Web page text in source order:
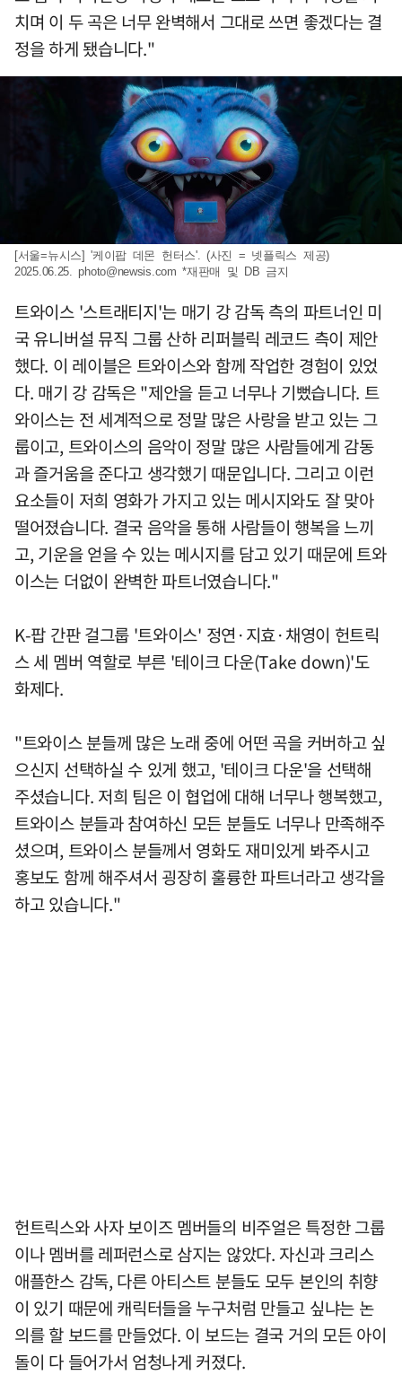
치며 이 두 곡은 너무 완벽해서 그대로 쓰면 좋겠다는 결
정을 하게 됐습니다."
[서울=뉴시스] '케이팝 데몬 헌터스'. (사진 = 넷플릭스 제공)
2025.06.25.photo@newsis.com *재판매 및 DB 금지
트와이스 '스트래티지'는 매기 강 감독 측의 파트너인 미
국 유니버설 뮤직 그룹 산하 리퍼블릭 레코드 측이 제안
했다. 이 레이블은 트와이스와 함께 작업한 경험이 있었
다. 매기 강 감독은 "제안을 듣고 너무나 기뻤습니다. 트
와이스는 전 세계적으로 정말 많은 사랑을 받고 있는 그
룹이고, 트와이스의 음악이 정말 많은 사람들에게 감동
과 즐거움을 준다고 생각했기 때문입니다. 그리고 이런
요소들이 저희 영화가 가지고 있는 메시지와도 잘 맞아
떨어졌습니다. 결국 음악을 통해 사람들이 행복을 느끼
고, 기운을 얻을 수 있는 메시지를 담고 있기 때문에 트와
이스는 더없이 완벽한 파트너였습니다."
K-팝 간판 걸그룹 '트와이스' 정연·지효·채영이 헌트릭
스 세 멤버 역할로 부른 '테이크 다운(Take down)'도
화제다.
"트와이스 분들께 많은 노래 중에 어떤 곡을 커버하고 싶
으신지 선택하실 수 있게 했고, '테이크 다운'을 선택해
주셨습니다. 저희 팀은 이 협업에 대해 너무나 행복했고,
트와이스 분들과 참여하신 모든 분들도 너무나 만족해주
셨으며, 트와이스 분들께서 영화도 재미있게 봐주시고
홍보도 함께 해주셔서 굉장히 훌륭한 파트너라고 생각을
하고 있습니다."
헌트릭스와 사자 보이즈 멤버들의 비주얼은 특정한 그룹
이나 멤버를 레퍼런스로 삼지는 않았다. 자신과 크리스
애플한스 감독, 다른 아티스트 분들도 모두 본인의 취향
이 있기 때문에 캐릭터들을 누구처럼 만들고 싶냐는 논
의를 할 보드를 만들었다. 이 보드는 결국 거의 모든 아이
돌이 다 들어가서 엄청나게 커졌다.